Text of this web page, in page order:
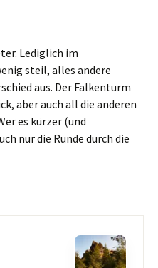
Lediglich im
steil, alles andere
aus. Der Falkenturm
aber auch all die anderen
es kürzer (und
nur die Runde durch die